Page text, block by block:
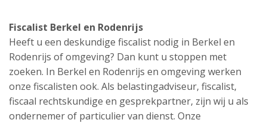
Fiscalist Berkel en Rodenrijs
Heeft u een deskundige fiscalist nodig in Berkel en
Rodenrijs of omgeving? Dan kunt u stoppen met
zoeken. In Berkel en Rodenrijs en omgeving werken
onze fiscalisten ook. Als belastingadviseur, fiscalist,
fiscaal rechtskundige en gesprekpartner, zijn wij u als
ondernemer of particulier van dienst. Onze